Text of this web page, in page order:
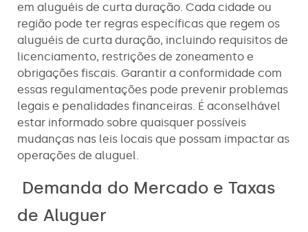
em aluguéis de curta duração. Cada cidade ou
região pode ter regras específicas que regem os
aluguéis de curta duração, incluindo requisitos de
licenciamento, restrições de zoneamento e
obrigações fiscais. Garantir a conformidade com
essas regulamentações pode prevenir problemas
legais e penalidades financeiras. É aconselhável
estar informado sobre quaisquer possíveis
mudanças nas leis locais que possam impactar as
operações de aluguel.
Demanda do Mercado e Taxas
de Aluguer